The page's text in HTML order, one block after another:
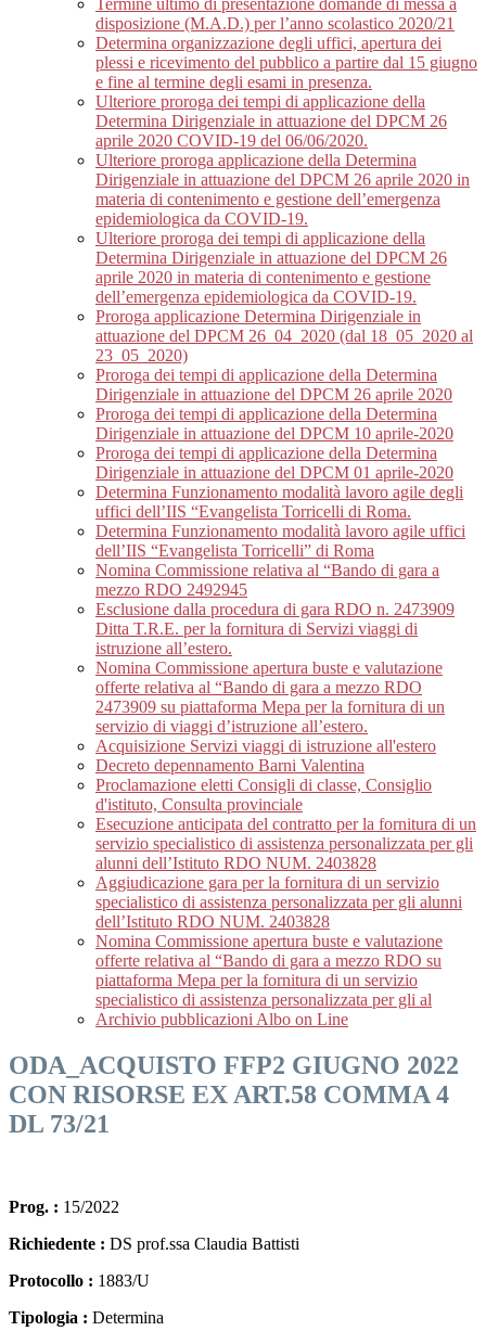
Termine ultimo di presentazione domande di messa a
disposizione (M.A.D.) per l’anno scolastico 2020/21
Determina organizzazione degli uffici, apertura dei
plessi e ricevimento del pubblico a partire dal 15 giugno
e fine al termine degli esami in presenza.
Ulteriore proroga dei tempi di applicazione della
Determina Dirigenziale in attuazione del DPCM 26
aprile 2020 COVID-19 del 06/06/2020.
Ulteriore proroga applicazione della Determina
Dirigenziale in attuazione del DPCM 26 aprile 2020 in
materia di contenimento e gestione dell’emergenza
epidemiologica da COVID-19.
Ulteriore proroga dei tempi di applicazione della
Determina Dirigenziale in attuazione del DPCM 26
aprile 2020 in materia di contenimento e gestione
dell’emergenza epidemiologica da COVID-19.
Proroga applicazione Determina Dirigenziale in
attuazione del DPCM 26_04_2020 (dal 18_05_2020 al
23_05_2020)
Proroga dei tempi di applicazione della Determina
Dirigenziale in attuazione del DPCM 26 aprile 2020
Proroga dei tempi di applicazione della Determina
Dirigenziale in attuazione del DPCM 10 aprile-2020
Proroga dei tempi di applicazione della Determina
Dirigenziale in attuazione del DPCM 01 aprile-2020
Determina Funzionamento modalità lavoro agile degli
uffici dell’IIS “Evangelista Torricelli di Roma.
Determina Funzionamento modalità lavoro agile uffici
dell’IIS “Evangelista Torricelli” di Roma
Nomina Commissione relativa al “Bando di gara a
mezzo RDO 2492945
Esclusione dalla procedura di gara RDO n. 2473909
Ditta T.R.E. per la fornitura di Servizi viaggi di
istruzione all’estero.
Nomina Commissione apertura buste e valutazione
offerte relativa al “Bando di gara a mezzo RDO
2473909 su piattaforma Mepa per la fornitura di un
servizio di viaggi d’istruzione all’estero.
Acquisizione Servizi viaggi di istruzione all'estero
Decreto depennamento Barni Valentina
Proclamazione eletti Consigli di classe, Consiglio
d'istituto, Consulta provinciale
Esecuzione anticipata del contratto per la fornitura di un
servizio specialistico di assistenza personalizzata per gli
alunni dell’Istituto RDO NUM. 2403828
Aggiudicazione gara per la fornitura di un servizio
specialistico di assistenza personalizzata per gli alunni
dell’Istituto RDO NUM. 2403828
Nomina Commissione apertura buste e valutazione
offerte relativa al “Bando di gara a mezzo RDO su
piattaforma Mepa per la fornitura di un servizio
specialistico di assistenza personalizzata per gli al
Archivio pubblicazioni Albo on Line
ODA_ACQUISTO FFP2 GIUGNO 2022
CON RISORSE EX ART.58 COMMA 4
DL 73/21
Prog. : 15/2022
Richiedente : DS prof.ssa Claudia Battisti
Protocollo : 1883/U
Tipologia : Determina